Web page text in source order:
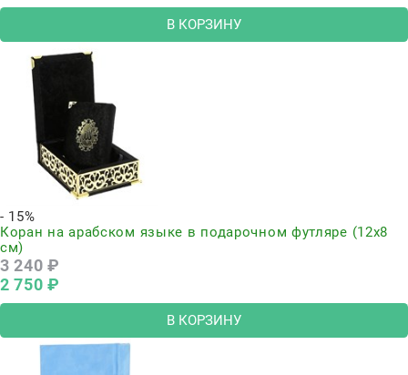
В КОРЗИНУ
- 15%
Коран на арабском языке в подарочном футляре (12х8
см)
3 240 ₽
2 750 ₽
В КОРЗИНУ